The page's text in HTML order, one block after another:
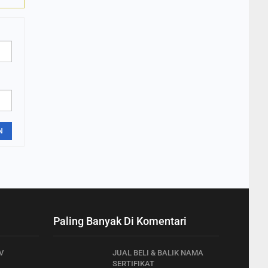
Paling Banyak Di Komentari
JUAL BELI & BALIK NAMA
SERTIFIKAT